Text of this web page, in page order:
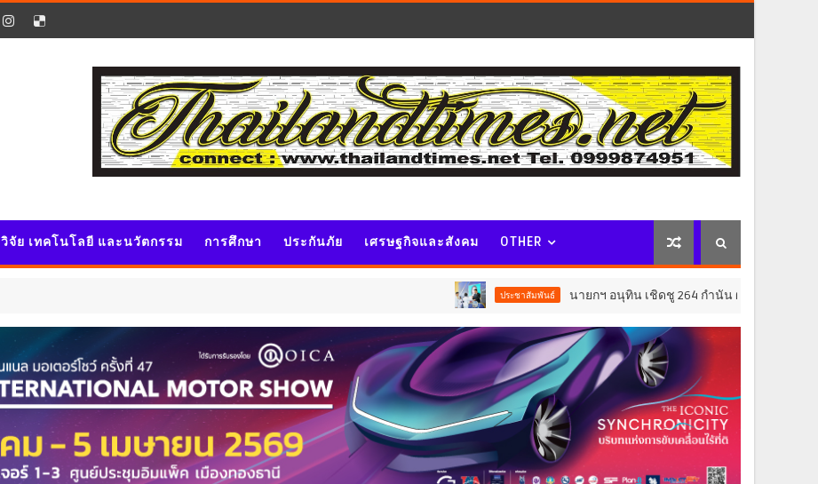
วิจัย เทคโนโลยี และนวัตกรรม การศึกษา ประกันภัย เศรษฐกิจและสังคม OTHER
ประชาสัมพันธ์ นายกฯ อนุทิน เชิดชู 264 กำนัน ผู้ใหญ่บ้านยอดเยี่ยม มอบแหนบทอ